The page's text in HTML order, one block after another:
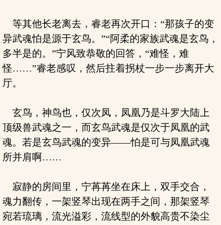
等其他长老离去，睿老再次开口：“那孩子的变
异武魂怕是源于玄鸟。”“阿柔的家族武魂是玄鸟，
多半是的。”宁风致恭敬的回答，“难怪，难
怪……”睿老感叹，然后拄着拐杖一步一步离开大
厅。
玄鸟，神鸟也，仅次凤，凤凰乃是斗罗大陆上
顶级兽武魂之一，而玄鸟武魂是仅次于凤凰的武
魂。若是玄鸟武魂的变异——怕是可与凤凰武魂
所并肩啊……
寂静的房间里，宁苒苒坐在床上，双手交合，
魂力翻传，一架竖琴出现在两手之间，那架竖琴
宛若琉璃，流光溢彩，流线型的外貌高贵不染尘